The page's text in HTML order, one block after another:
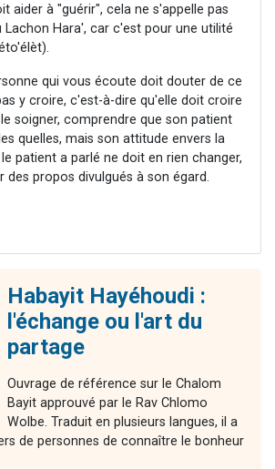
aider à "guérir", cela ne s'appelle pas
Lachon Hara', car c'est pour une utilité
qui vous écoute doit douter de ce
y croire, c'est-à-dire qu'elle doit croire
soigner, comprendre que son patient
quelles, mais son attitude envers la
patient a parlé ne doit en rien changer,
des propos divulgués à son égard.
Habayit Hayéhoudi :
l'échange ou l'art du
partage
Ouvrage de référence sur le Chalom
Bayit approuvé par le Rav Chlomo
Wolbe. Traduit en plusieurs langues, il a
de personnes de connaître le bonheur